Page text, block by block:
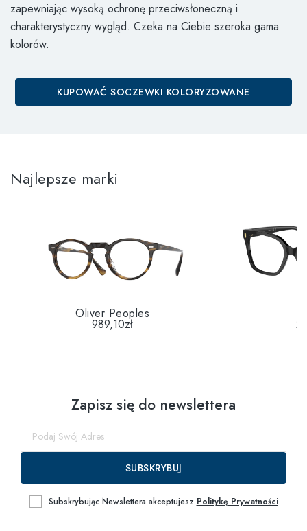
zapewniając wysoką ochronę przeciwsłoneczną i
charakterystyczny wygląd. Czeka na Ciebie szeroka gama
kolorów.
KUPOWAĆ SOCZEWKI KOLORYZOWANE
Najlepsze marki
Oliver Peoples
989,10zł
Zapisz się do newslettera
SUBSKRYBUJ
Subskrybując Newslettera akceptujesz Politykę Prywatności